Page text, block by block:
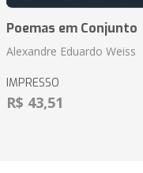
Poemas em Conjunto
Alexandre Eduardo Weiss
IMPRESSO
R$ 43,51